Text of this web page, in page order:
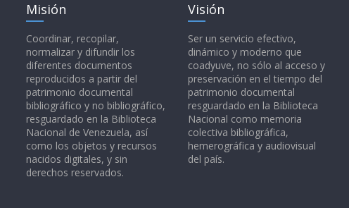
Misión
Coordinar, recopilar,
normalizar y difundir los
diferentes documentos
reproducidos a partir del
patrimonio documental
bibliográfico y no bibliográfico,
resguardado en la Biblioteca
Nacional de Venezuela, así
como los objetos y recursos
nacidos digitales, y sin
derechos reservados.
Visión
Ser un servicio efectivo,
dinámico y moderno que
coadyuve, no sólo al acceso y
preservación en el tiempo del
patrimonio documental
resguardado en la Biblioteca
Nacional como memoria
colectiva bibliográfica,
hemerográfica y audiovisual
del país.